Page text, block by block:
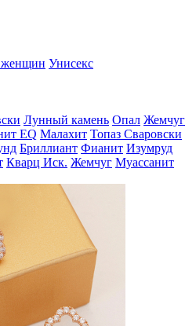
женщин Унисекс
Лунный камень Опал Жемчуг
EQ Малахит Топаз Сваровски
Бриллиант Фианит Изумруд
Кварц Иск. Жемчуг Муассанит